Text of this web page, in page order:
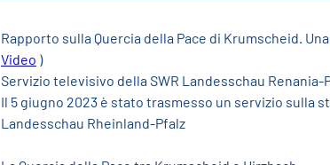
Rapporto sulla Quercia della Pace di Krumscheid.
Video )
Servizio televisivo della SWR Landesschau Renania-
Il 5 giugno 2023 è stato trasmesso un servizio sulla
Landesschau Rheinland-Pfalz